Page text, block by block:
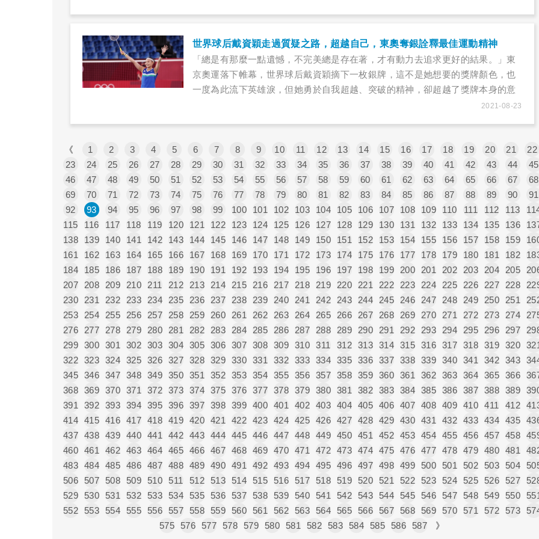
世界球后戴資穎走過質疑之路，超越自己，東奧奪銀詮釋最佳運動精神
「總是有那麼一點遺憾，不完美總是存在著，才有動力去追求更好的結果。」東
京奧運落下帷幕，世界球后戴資穎摘下一枚銀牌，這不是她想要的獎牌顏色，也
一度為此流下英雄淚，但她勇於自我超越、突破的精神，卻超越了獎牌本身的意
2021-08-23
《 1 2 3 4 5 6 7 8 9 10 11 12 13 14 15 16 17 18 19 20 21
22
23
24 25 26 27 28 29 30 31 32 33 34 35 36 37 38 39 40 41 42 43 44
45
46
47 48 49 50 51 52 53 54 55 56 57 58 59 60 61 62 63 64 65 66 67
68
69
70 71 72 73 74 75 76 77 78 79 80 81 82 83 84 85 86 87 88 89 90
91
92
93 94 95 96 97 98 99 100 101 102 103 104 105 106 107 108 109 110 111 112 113
115
116 117 118 119 120 121 122 123 124 125 126 127 128 129 130 131 132 133 134 135 136
138
139 140 141 142 143 144 145 146 147 148 149 150 151 152 153 154 155 156 157 158 159
161
162 163 164 165 166 167 168 169 170 171 172 173 174 175 176 177 178 179 180 181 182
184
185 186 187 188 189 190 191 192 193 194 195 196 197 198 199 200 201 202 203 204 205
207
208 209 210 211 212 213 214 215 216 217 218 219 220 221 222 223 224 225 226 227 228
230
231 232 233 234 235 236 237 238 239 240 241 242 243 244 245 246 247 248 249 250 251
253
254 255 256 257 258 259 260 261 262 263 264 265 266 267 268 269 270 271 272 273 274
276
277 278 279 280 281 282 283 284 285 286 287 288 289 290 291 292 293 294 295 296 297
299 300 301 302 303 304 305 306 307 308 309 310 311 312 313 314 315 316 317 318 319 320
322 323 324 325 326 327 328 329 330 331 332 333 334 335 336 337 338 339 340 341 342 343
345 346 347 348 349 350 351 352 353 354 355 356 357 358 359 360 361 362 363 364 365 366
368 369 370 371 372 373 374 375 376 377 378 379 380 381 382 383 384 385 386 387 388 389
391
392 393 394 395 396 397 398 399 400 401 402 403 404 405 406 407 408 409 410 411 412
414 415 416 417 418 419 420 421 422 423 424 425 426 427 428 429 430 431 432 433 434 435
437 438 439 440 441 442 443 444 445 446 447 448 449 450 451 452 453 454 455 456 457 458
460 461 462 463 464 465 466 467 468 469 470 471 472 473 474 475 476 477 478 479 480 481
483 484 485 486 487 488 489 490 491 492 493 494 495 496 497 498 499 500 501 502 503 504
506 507 508 509 510 511 512 513 514 515 516 517 518 519 520 521 522 523 524 525 526 527
529 530 531 532 533 534 535 536 537 538 539 540 541 542 543 544 545 546 547 548 549 550
552 553 554 555 556 557 558 559 560 561 562 563 564 565 566 567 568 569 570 571 572 573
575 576 577 578 579 580 581 582 583 584 585 586 587 》